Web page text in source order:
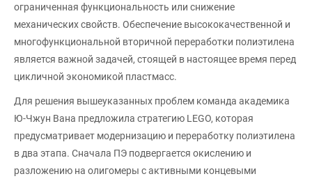
ограниченная функциональность или снижение
механических свойств. Обеспечение высококачественной и
многофункциональной вторичной переработки полиэтилена
является важной задачей, стоящей в настоящее время перед
цикличной экономикой пластмасс.
Для решения вышеуказанных проблем команда академика
Ю-Чжун Вана предложила стратегию LEGO, которая
предусматривает модернизацию и переработку полиэтилена
в два этапа. Сначала ПЭ подвергается окислению и
разложению на олигомеры с активными концевыми